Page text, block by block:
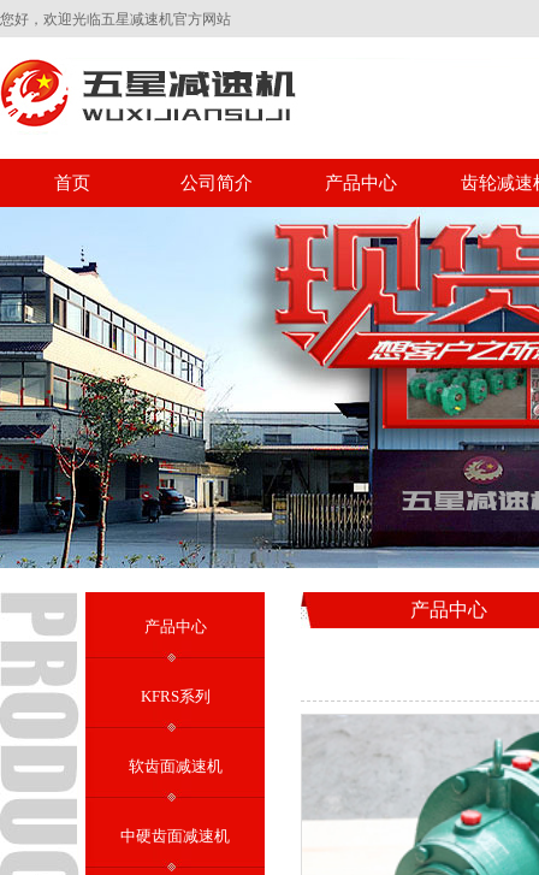
您好，欢迎光临五星减速机官方网站
首页 公司简介 产品中心 齿轮减速
产品中心
KFRS系列
软齿面减速机
中硬齿面减速机
产品中心